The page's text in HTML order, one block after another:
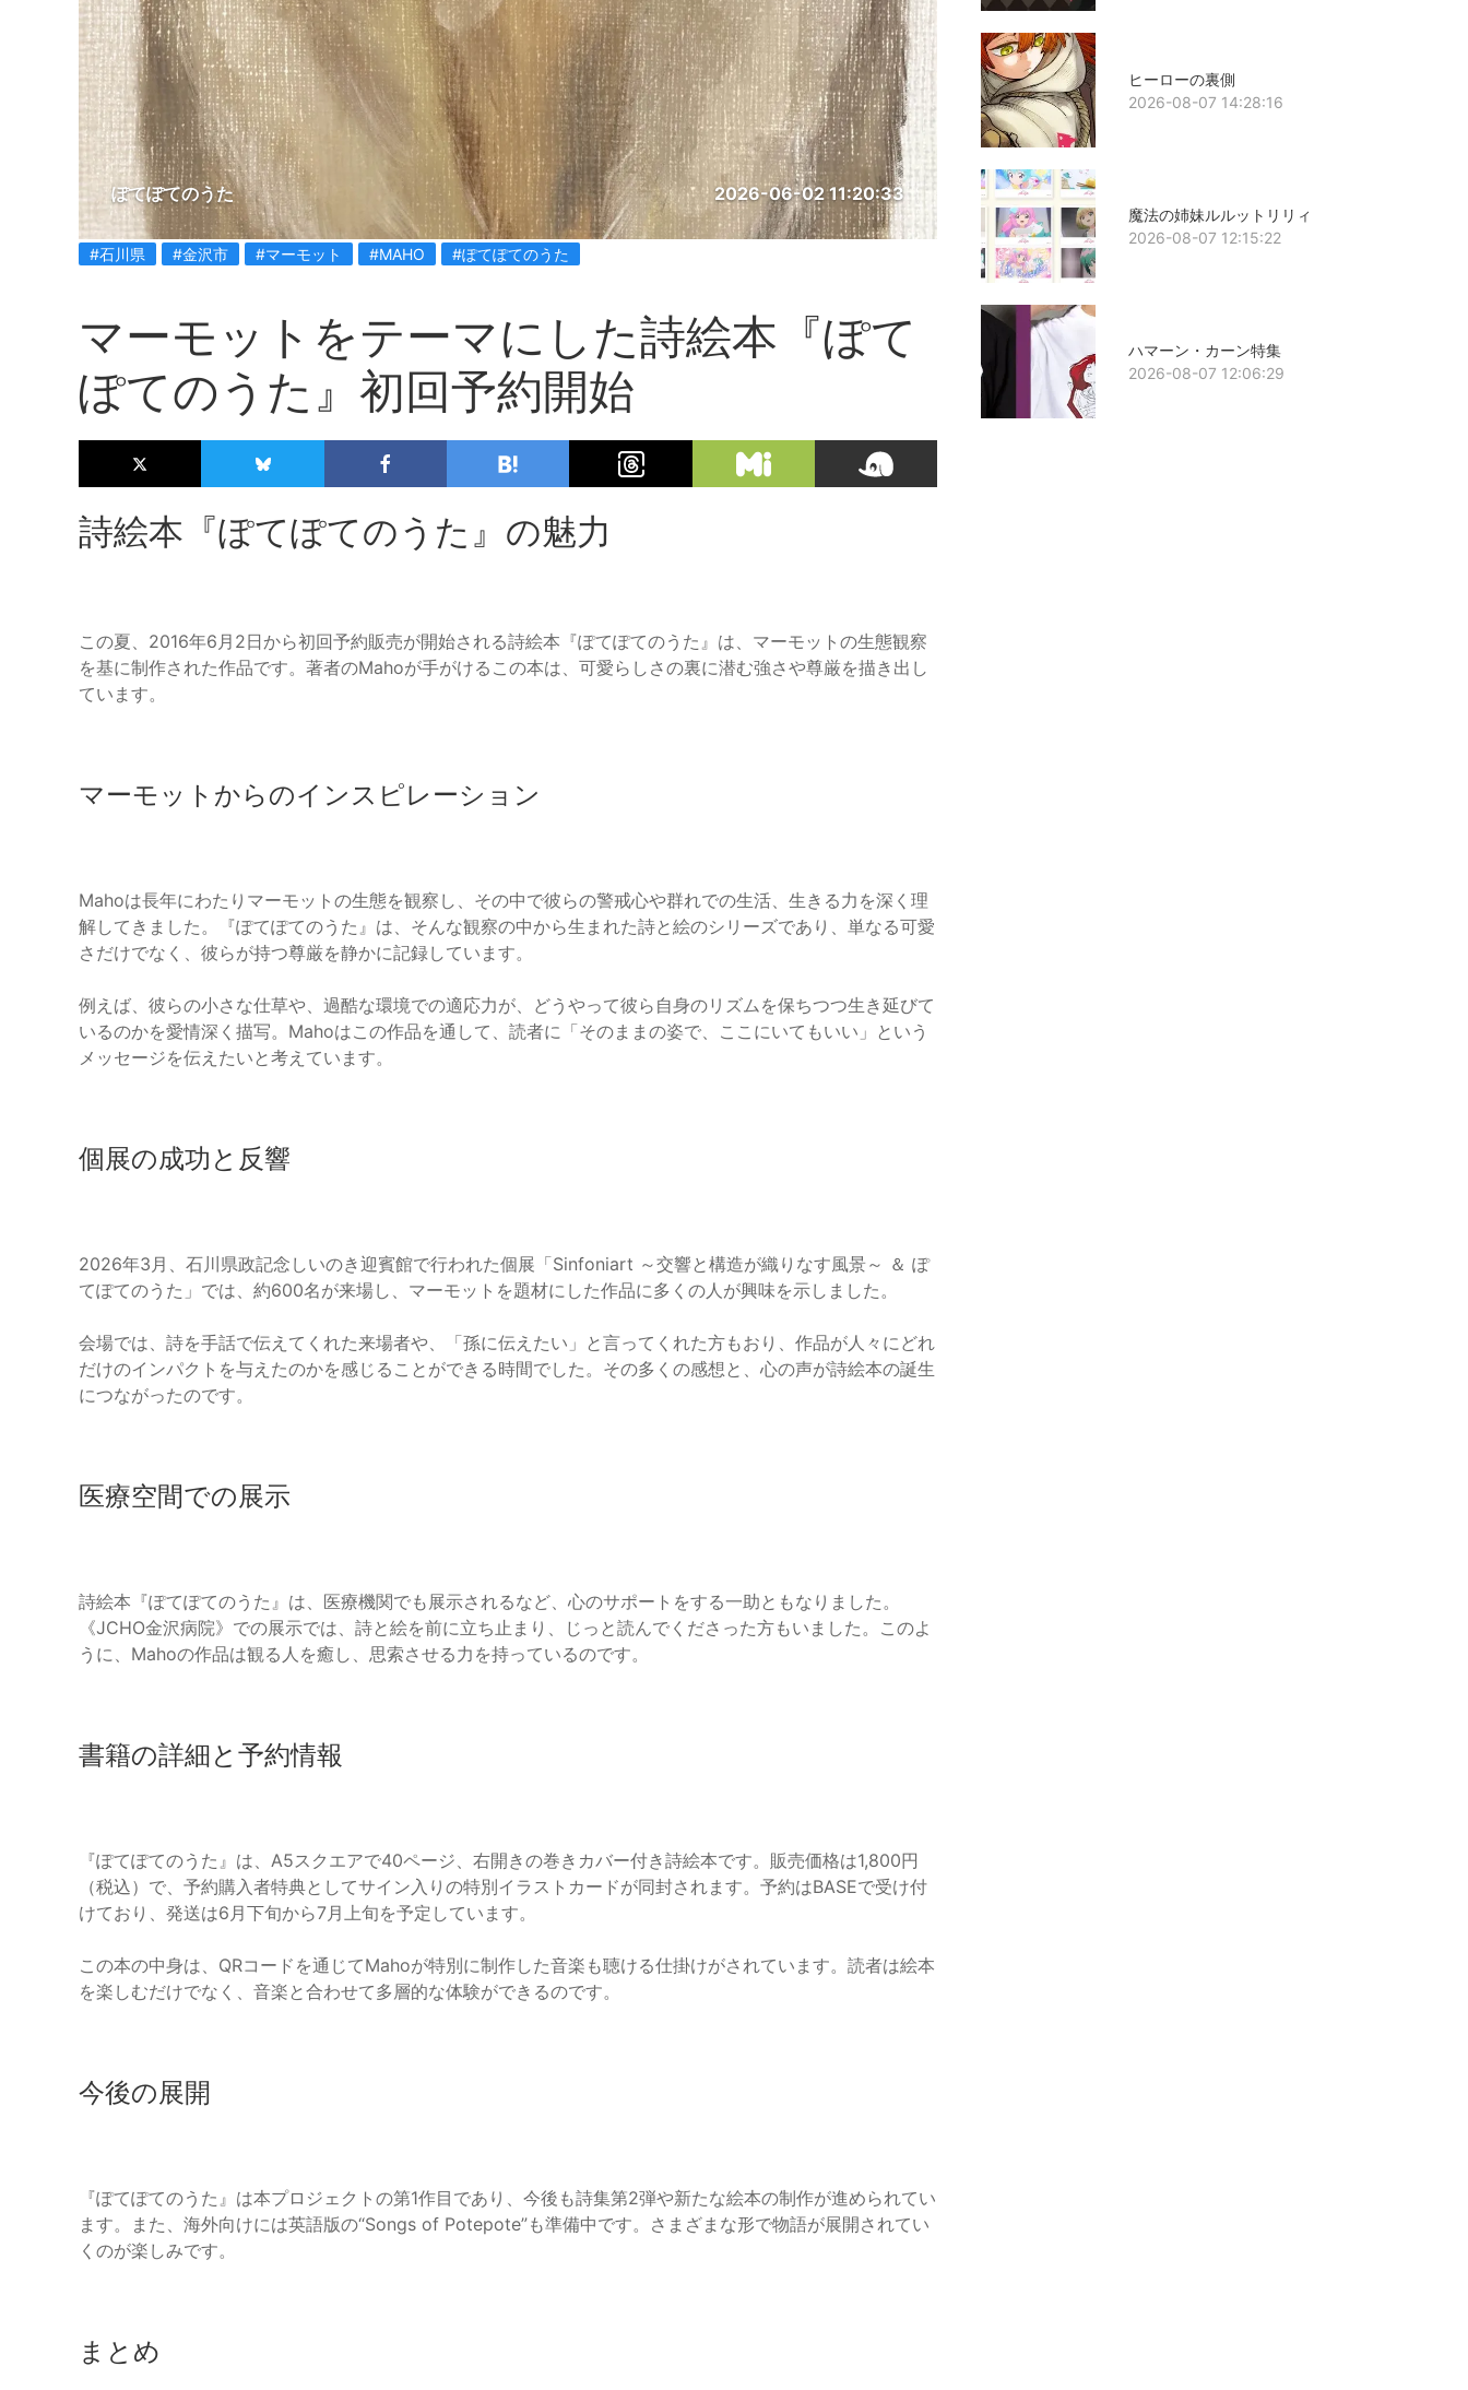
ぽてぽてのうた 2026-06-02 11:20:33
#石川県 #金沢市 #マーモット #MAHO #ぽてぽてのうた
マーモットをテーマにした詩絵本『ぽて
ぽてのうた』初回予約開始
詩絵本『ぽてぽてのうた』の魅力
この夏、2016年6月2日から初回予約販売が開始される詩絵本『ぽてぽてのうた』は、マーモットの生態観察
を基に制作された作品です。著者のMahoが手がけるこの本は、可愛らしさの裏に潜む強さや尊厳を描き出し
ています。
マーモットからのインスピレーション
Mahoは長年にわたりマーモットの生態を観察し、その中で彼らの警戒心や群れでの生活、生きる力を深く理
解してきました。『ぽてぽてのうた』は、そんな観察の中から生まれた詩と絵のシリーズであり、単なる可愛
さだけでなく、彼らが持つ尊厳を静かに記録しています。
例えば、彼らの小さな仕草や、過酷な環境での適応力が、どうやって彼ら自身のリズムを保ちつつ生き延びて
いるのかを愛情深く描写。Mahoはこの作品を通して、読者に「そのままの姿で、ここにいてもいい」という
メッセージを伝えたいと考えています。
個展の成功と反響
2026年3月、石川県政記念しいのき迎賓館で行われた個展「Sinfoniart ～交響と構造が織りなす風景～ ＆ ぽ
てぽてのうた」では、約600名が来場し、マーモットを題材にした作品に多くの人が興味を示しました。
会場では、詩を手話で伝えてくれた来場者や、「孫に伝えたい」と言ってくれた方もおり、作品が人々にどれ
だけのインパクトを与えたのかを感じることができる時間でした。その多くの感想と、心の声が詩絵本の誕生
につながったのです。
医療空間での展示
詩絵本『ぽてぽてのうた』は、医療機関でも展示されるなど、心のサポートをする一助ともなりました。
《JCHO金沢病院》での展示では、詩と絵を前に立ち止まり、じっと読んでくださった方もいました。このよ
うに、Mahoの作品は観る人を癒し、思索させる力を持っているのです。
書籍の詳細と予約情報
『ぽてぽてのうた』は、A5スクエアで40ページ、右開きの巻きカバー付き詩絵本です。販売価格は1,800円
（税込）で、予約購入者特典としてサイン入りの特別イラストカードが同封されます。予約はBASEで受け付
けており、発送は6月下旬から7月上旬を予定しています。
この本の中身は、QRコードを通じてMahoが特別に制作した音楽も聴ける仕掛けがされています。読者は絵本
を楽しむだけでなく、音楽と合わせて多層的な体験ができるのです。
今後の展開
『ぽてぽてのうた』は本プロジェクトの第1作目であり、今後も詩集第2弾や新たな絵本の制作が進められてい
ます。また、海外向けには英語版の“Songs of Potepote”も準備中です。さまざまな形で物語が展開されてい
くのが楽しみです。
まとめ
ヒーローの裏側
2026-08-07 14:28:16
魔法の姉妹ルルットリリィ
2026-08-07 12:15:22
ハマーン・カーン特集
2026-08-07 12:06:29